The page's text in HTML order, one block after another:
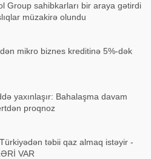
Group sahibkarları bir araya gətirdi
müzakirə olundu
mikro biznes kreditinə 5%-dək
yaxınlaşır: Bahalaşma davam
proqnoz
təbii qaz almaq istəyir -
VAR